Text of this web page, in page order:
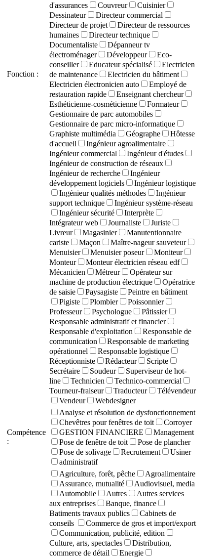
Fonction :
d'assurances
Couvreur
Cuisinier
Dessinateur
Directeur commercial
Directeur de projet
Directeur de ressources
humaines
Directeur technique
Documentaliste
Dépanneur tv
électroménager
Développeur
Eco-
conseiller
Educateur spécialisé
Electricien
de maintenance
Electricien du bâtiment
Electricien électronicien auto
Employé de
restauration rapide
Enseignant chercheur
Esthéticienne-cosméticienne
Formateur
Gestionnaire de parc automobiles
Gestionnaire de parc micro-informatique
Graphiste multimédia
Géographe
Hôtesse
d'accueil
Ingénieur agroalimentaire
Ingénieur commercial
Ingénieur d'études
Ingénieur de construction de réseaux
Ingénieur de recherche
Ingénieur
développement logiciels
Ingénieur logistique
Ingénieur qualités méthodes
Ingénieur
support technique
Ingénieur système-réseau
Ingénieur sécurité
Interprète
Intégrateur web
Journaliste
Juriste
Livreur
Magasinier
Manutentionnaire
cariste
Maçon
Maître-nageur sauveteur
Menuisier
Menuisier poseur
Moniteur
Monteur
Monteur électricien réseau edf
Mécanicien
Métreur
Opérateur sur
machine de production électrique
Opératrice
de saisie
Paysagiste
Peintre en bâtiment
Pigiste
Plombier
Poissonnier
Professeur
Psychologue
Pâtissier
Responsable administratif et financier
Responsable d'exploitation
Responsable de
communication
Responsable de marketing
opérationnel
Responsable logistique
Réceptionniste
Rédacteur
Scripte
Secrétaire
Soudeur
Superviseur de hot-
line
Technicien
Technico-commercial
Tourneur-fraiseur
Traducteur
Télévendeur
Vendeur
Webdesigner
Compétence
:
Analyse et résolution de dysfonctionnement
Chevêtres pour fenêtres de toit
Corroyer
GESTION FINANCIERE
Management
Pose de fenêtre de toit
Pose de plancher
Pose de solivage
Recrutement
Usiner
administratif
Agriculture, forêt, pêche
Agroalimentaire
Assurance, mutualité
Audiovisuel, media
Automobile
Autres
Autres services
aux entreprises
Banque, finance
Batiments travaux publics
Cabinets de
conseils
Commerce de gros et import/export
Communication, publicité, edition
Culture, arts, spectacles
Distribution,
commerce de détail
Energie